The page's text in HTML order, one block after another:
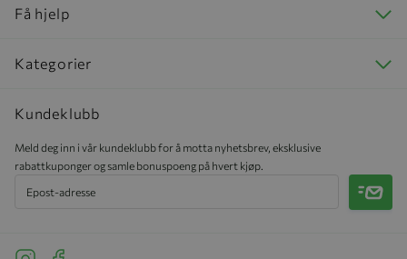
Få hjelp
Kategorier
Kundeklubb
Meld deg inn i vår kundeklubb for å motta nyhetsbrev, eksklusive
rabattkuponger og samle bonuspoeng på hvert kjøp.
Meld